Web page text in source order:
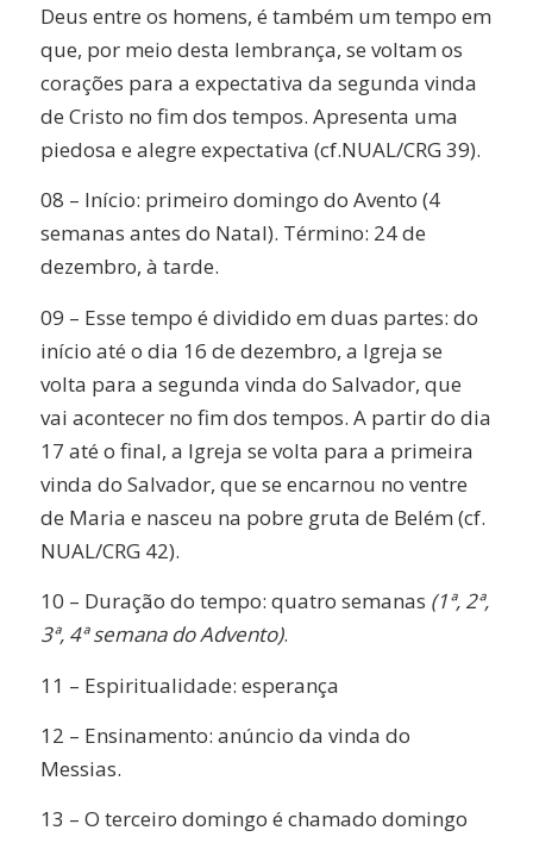
Deus entre os homens, é também um tempo em
que, por meio desta lembrança, se voltam os
corações para a expectativa da segunda vinda
de Cristo no fim dos tempos. Apresenta uma
piedosa e alegre expectativa (cf.NUAL/CRG 39).
08 – Início: primeiro domingo do Avento (4
semanas antes do Natal). Término: 24 de
dezembro, à tarde.
09 – Esse tempo é dividido em duas partes: do
início até o dia 16 de dezembro, a Igreja se
volta para a segunda vinda do Salvador, que
vai acontecer no fim dos tempos. A partir do dia
17 até o final, a Igreja se volta para a primeira
vinda do Salvador, que se encarnou no ventre
de Maria e nasceu na pobre gruta de Belém (cf.
NUAL/CRG 42).
10 – Duração do tempo: quatro semanas (1ª, 2ª,
3ª, 4ª semana do Advento).
11 – Espiritualidade: esperança
12 – Ensinamento: anúncio da vinda do
Messias.
13 – O terceiro domingo é chamado domingo